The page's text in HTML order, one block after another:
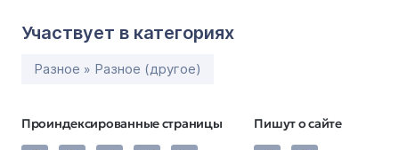
Участвует в категориях
Разное » Разное (другое)
Проиндексированные страницы Пишут о сайте